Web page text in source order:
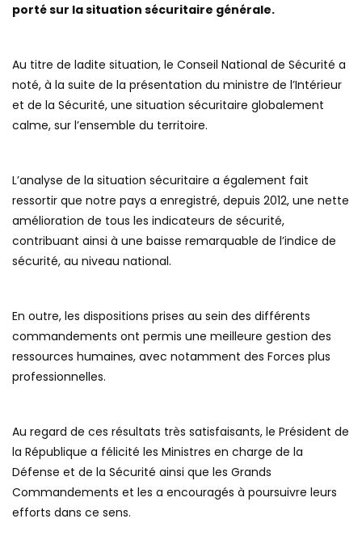
porté sur la situation sécuritaire générale.
Au titre de ladite situation, le Conseil National de Sécurité a
noté, à la suite de la présentation du ministre de l’Intérieur
et de la Sécurité, une situation sécuritaire globalement
calme, sur l’ensemble du territoire.
L’analyse de la situation sécuritaire a également fait
ressortir que notre pays a enregistré, depuis 2012, une nette
amélioration de tous les indicateurs de sécurité,
contribuant ainsi à une baisse remarquable de l’indice de
sécurité, au niveau national.
En outre, les dispositions prises au sein des différents
commandements ont permis une meilleure gestion des
ressources humaines, avec notamment des Forces plus
professionnelles.
Au regard de ces résultats très satisfaisants, le Président de
la République a félicité les Ministres en charge de la
Défense et de la Sécurité ainsi que les Grands
Commandements et les a encouragés à poursuivre leurs
efforts dans ce sens.